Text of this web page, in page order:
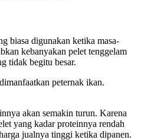
biasa digunakan ketika masa-
kebanyakan pelet tenggelam
tidak begitu besar.
peternak ikan.
akan semakin turun. Karena
yang kadar proteinnya rendah
jualnya tinggi ketika dipanen.